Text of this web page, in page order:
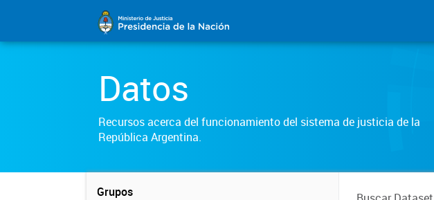
Datos
Recursos acerca del funcionamiento del sistema de justicia de la
República Argentina.
Grupos